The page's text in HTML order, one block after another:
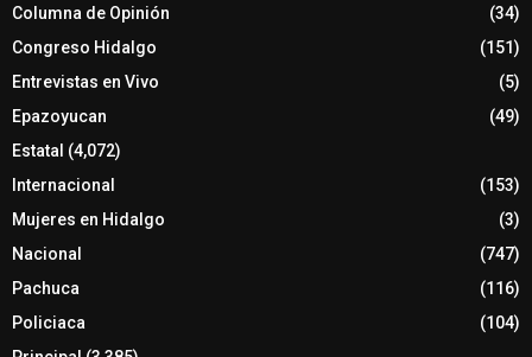
Columna de Opinión
(34)
Congreso Hidalgo
(151)
Entrevistas en Vivo
(5)
Epazoyucan
(49)
Estatal (4,072)
Internacional
(153)
Mujeres en Hidalgo
(3)
Nacional
(747)
Pachuca
(116)
Policiaca
(104)